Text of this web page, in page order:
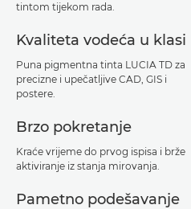
tintom tijekom rada.
Kvaliteta vodeća u klasi
Puna pigmentna tinta LUCIA TD za
precizne i upečatljive CAD, GIS i
postere.
Brzo pokretanje
Kraće vrijeme do prvog ispisa i brže
aktiviranje iz stanja mirovanja.
Pametno podešavanje